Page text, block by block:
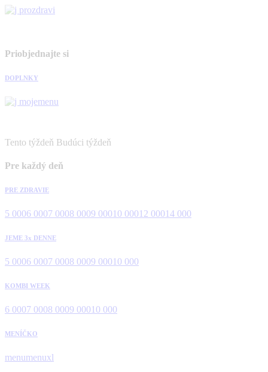
Priobjednajte si
DOPLNKY
Tento týždeň Budúci týždeň
Pre každý deň
PRE ZDRAVIE
5 0006 0007 0008 0009 00010 00012 00014 000
JEME 3x DENNE
5 0006 0007 0008 0009 00010 000
KOMBI WEEK
6 0007 0008 0009 00010 000
MENÍČKO
menumenuxl